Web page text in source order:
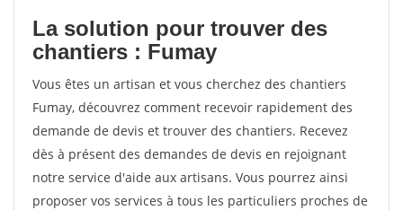
La solution pour trouver des
chantiers : Fumay
Vous êtes un artisan et vous cherchez des chantiers
Fumay, découvrez comment recevoir rapidement des
demande de devis et trouver des chantiers. Recevez
dès à présent des demandes de devis en rejoignant
notre service d'aide aux artisans. Vous pourrez ainsi
proposer vos services à tous les particuliers proches de